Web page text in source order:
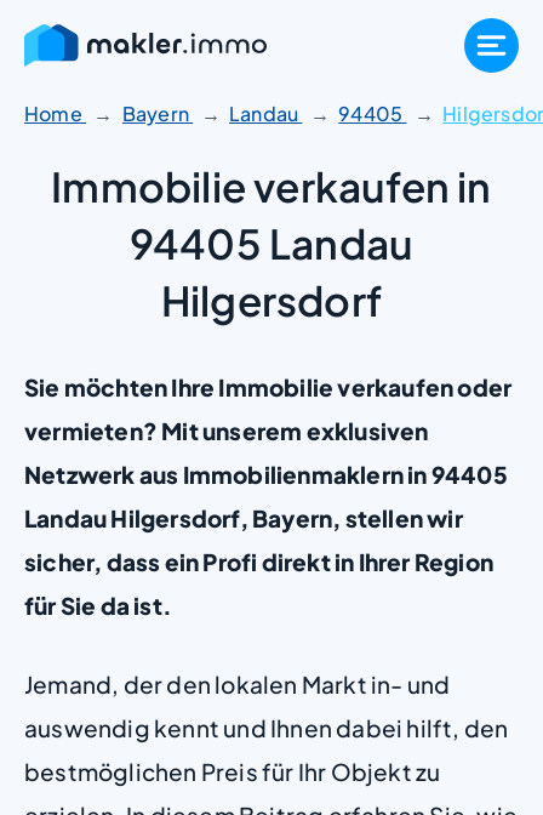
Zum
Inhalt
springen
Home Bayern Landau 94405
Immobilie verkaufen in
94405 Landau
Hilgersdorf
Sie möchten Ihre Immobilie verkaufen oder
vermieten? Mit unserem exklusiven
Netzwerk aus Immobilienmaklern in 94405
Landau Hilgersdorf, Bayern, stellen wir
sicher, dass ein Profi direkt in Ihrer Region
für Sie da ist.
Jemand, der den lokalen Markt in- und
auswendig kennt und Ihnen dabei hilft, den
bestmöglichen Preis für Ihr Objekt zu